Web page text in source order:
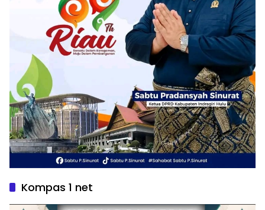
Kompas 1 net